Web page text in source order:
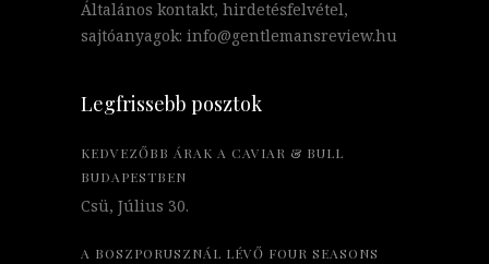
Általános kontakt, hirdetésfelvétel,
sajtóanyagok: info@gentlemansreview.hu
Legfrissebb posztok
KEDVEZŐBB ÁRAK A CAVIAR & BULL
BUDAPESTBEN
Csü, Július 30.
A BOSZPORUSZNÁL LÉVŐ FOUR SEASONS